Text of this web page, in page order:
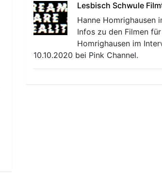
Lesbisch Schwule
Hanne Homrighausen
Infos zu den Filmen
Homrighausen im
10.10.2020 bei Pink Channel.